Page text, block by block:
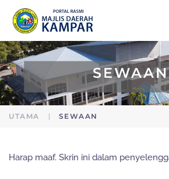
Skip to main content
SEWAAN
UTAMA SEWAAN
Harap maaf. Skrin ini dalam